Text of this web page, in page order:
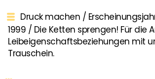
Druck machen /
1999 / Die Ketten sprengen! Für die
Leibeigenschaftsbeziehungen mit
Trauschein.